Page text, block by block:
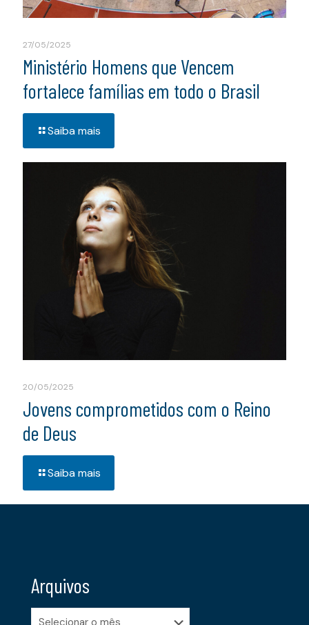
27/05/2025
Ministério Homens que Vencem
fortalece famílias em todo o Brasil
Saiba mais
20/05/2025
Jovens comprometidos com o Reino
de Deus
Saiba mais
Arquivos
Arquivos